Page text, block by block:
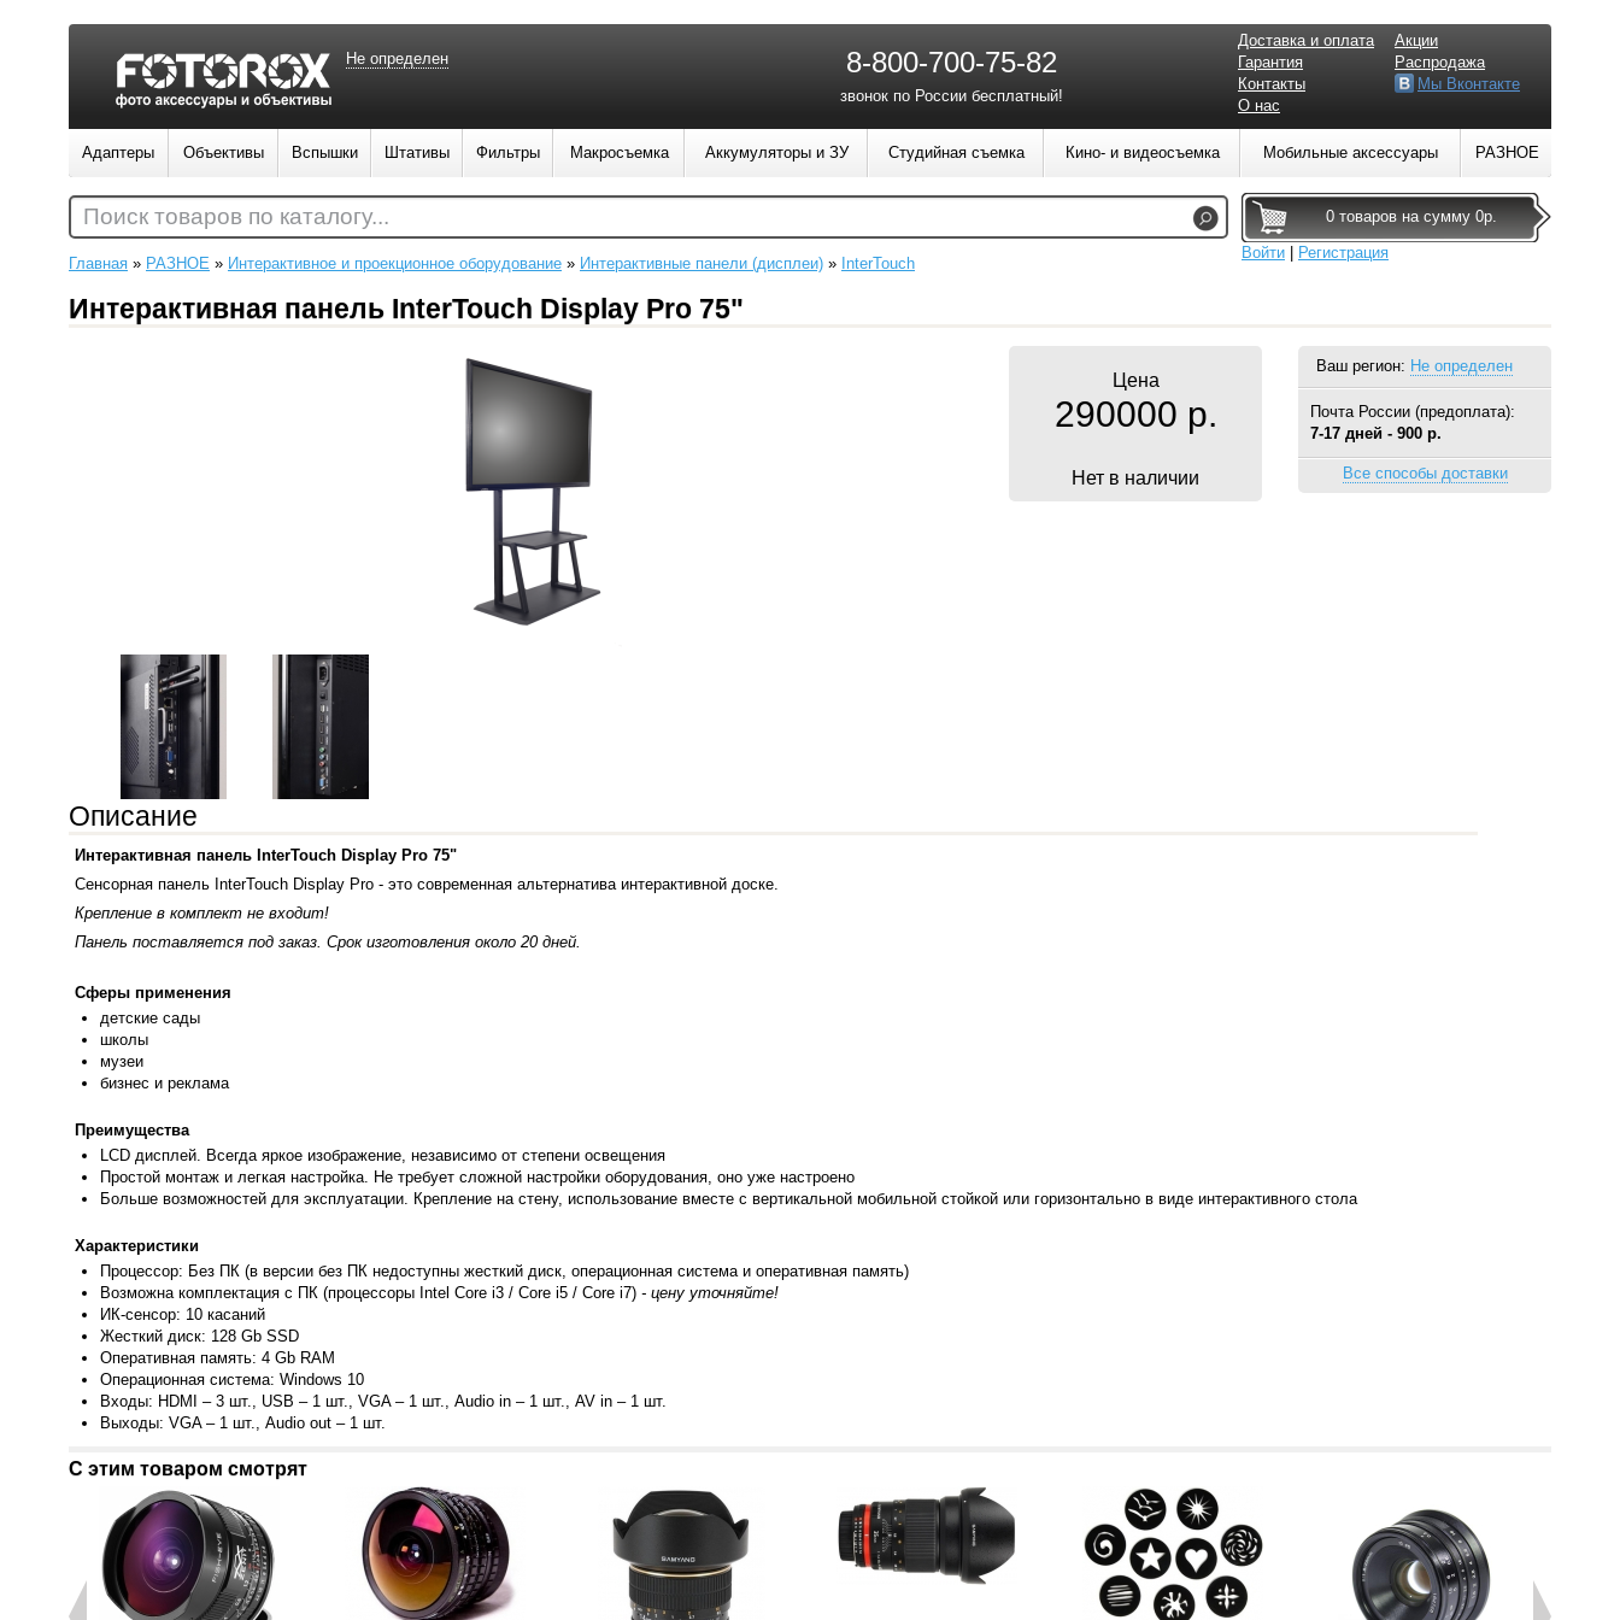
Главная » РАЗНОЕ » Интерактивное и проекционное оборудование » Интерактивные панели (дисплеи) » InterTouch
Интерактивная панель InterTouch Display Pro 75"
Ваш регион: Не определен
Почта России (предоплата):
7-17 дней - 900 р.
Все способы доставки
Цена
290000 р.
Нет в наличии
Описание
Интерактивная панель InterTouch Display Pro 75"
Сенсорная панель InterTouch Display Pro - это современная альтернатива интерактивной доске.
Крепление в комплект не входит!
Панель поставляется под заказ. Срок изготовления около 20 дней.
Сферы применения
детские сады
школы
музеи
бизнес и реклама
Преимущества
LCD дисплей. Всегда яркое изображение, независимо от степени освещения
Простой монтаж и легкая настройка. Не требует сложной настройки оборудования, оно уже настроено
Больше возможностей для эксплуатации. Крепление на стену, использование вместе с вертикальной мобильной стойкой или горизонтально в виде интерактивного стола
Характеристики
Процессор: Без ПК (в версии без ПК недоступны жесткий диск, операционная система и оперативная память)
Возможна комплектация с ПК (процессоры Intel Core i3 / Core i5 / Core i7) - цену уточняйте!
ИК-сенсор: 10 касаний
Жесткий диск: 128 Gb SSD
Оперативная память: 4 Gb RAM
Операционная система: Windows 10
Входы: HDMI – 3 шт., USB – 1 шт., VGA – 1 шт., Audio in – 1 шт., AV in – 1 шт.
Выходы: VGA – 1 шт., Audio out – 1 шт.
С этим товаром смотрят
Не определен 8-800-700-75-82
звонок по России бесплатный!
Доставка и оплата
Гарантия
Контакты
О нас
Акции
Распродажа
Мы Вконтакте
Адаптеры Объективы Вспышки Штативы Фильтры Макросъемка Аккумуляторы и ЗУ Студийная съемка Кино- и видеосъемка Мобильные аксессуары РАЗНОЕ
0 товаров на сумму 0р.
Войти
Регистрация
Поиск товаров по каталогу...